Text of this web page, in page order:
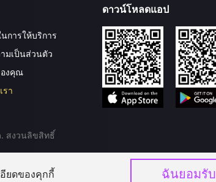
การให้บริการ
มเป็นส่วนตัว
งคุณ
รา
ดาวน์โหลดแอป
. สงวนลิขสิทธิ์
ยดของคุกกี้ ฉันยอมรับ